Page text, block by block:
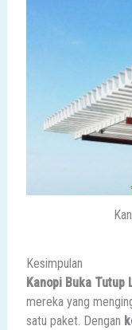
Kesimpulan
Kanopi Buka Tutup
mereka yang
satu paket. Dengan